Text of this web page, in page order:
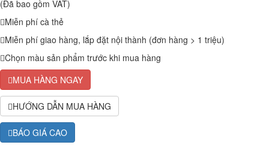
(Đã bao gồm VAT)
Miễn phí cà thẻ
Miễn phí giao hàng, lắp đặt nội thành (đơn hàng > 1 triệu)
Chọn màu sản phẩm trước khi mua hàng
MUA HÀNG NGAY
HƯỚNG DẪN MUA HÀNG
BÁO GIÁ CAO